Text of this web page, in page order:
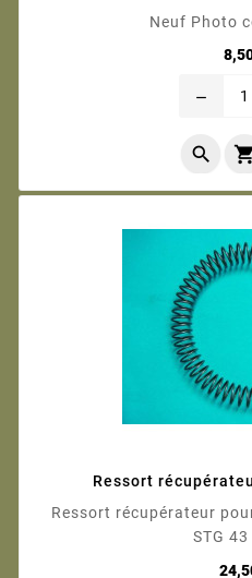
Neuf
remove

Ressort
Ressort récupérateur pour STG 44
STG